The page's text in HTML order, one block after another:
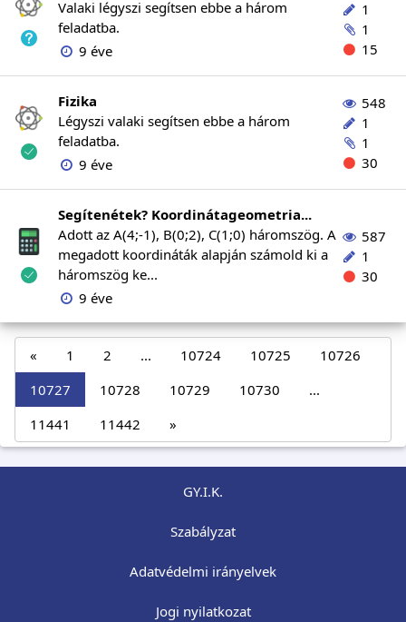
Valaki légyszi segítsen ebbe a három
feladatba.
9 éve
1
1
15
Fizika
Légyszi valaki segítsen ebbe a három
feladatba.
9 éve
548
1
1
30
Segítenétek? Koordinátageometria...
Adott az A(4;-1), B(0;2), C(1;0) háromszög. A
megadott koordináták alapján számold ki a
háromszög ke...
9 éve
587
1
30
« 1 2 ... 10724 10725
10726
10727
10728 10729 10730
...
11441
11442 »
GY.I.K.
Szabályzat
Adatvédelmi irányelvek
Jogi nyilatkozat